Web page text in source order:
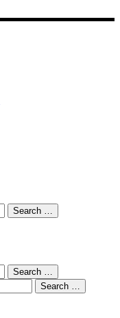
Search …
Search …
Search …